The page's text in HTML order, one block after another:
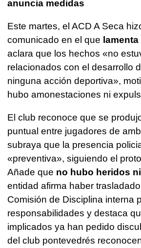
anuncia medidas
Este martes, el ACD A Seca
comunicado en el que
aclara que los hechos «no
relacionados con el desarrollo
ninguna acción deportiva»,
hubo amonestaciones ni
El club reconoce que se
puntual entre jugadores de
subraya que la presencia
«preventiva», siguiendo el
Añade que no hubo heridos
entidad afirma haber
Comisión de Disciplina interna
responsabilidades y destaca
implicados ya han pedido
del club pontevedrés